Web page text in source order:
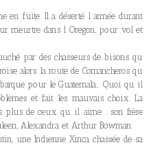
en fuite. Il a déserté l armée durant
meurtre dans l Oregon, pour vol et
par des chasseurs de bisons qu
alors la route de Comancheros qu
pour le Guatemala… Quoi qu il
et fait les mauvais choix. La
plus de ceux qu il aime : son frère
Alexandra et Arthur Bowman.
une Indienne Xinca chassée de sa